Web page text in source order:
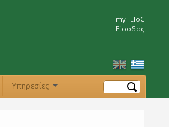
myTEIoC
Είσοδος
Υπηρεσίες Αναζήτηση